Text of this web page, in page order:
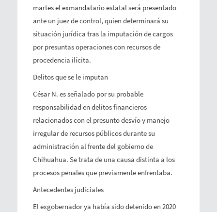
martes el exmandatario estatal será presentado
ante un juez de control, quien determinará su
situación jurídica tras la imputación de cargos
por presuntas operaciones con recursos de
procedencia ilícita.
Delitos que se le imputan
César N. es señalado por su probable
responsabilidad en delitos financieros
relacionados con el presunto desvío y manejo
irregular de recursos públicos durante su
administración al frente del gobierno de
Chihuahua. Se trata de una causa distinta a los
procesos penales que previamente enfrentaba.
Antecedentes judiciales
El exgobernador ya había sido detenido en 2020